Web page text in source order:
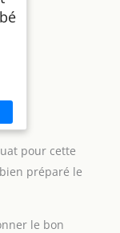
pour cette
préparé le
le bon